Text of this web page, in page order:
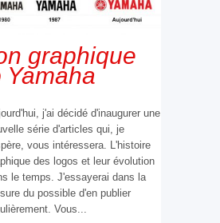
graphique
Yamaha
j'ai décidé d'inaugurer une
série d'articles qui, je
vous intéressera. L'histoire
des logos et leur évolution
le temps. J'essayerai dans la
du possible d'en publier
Vous...